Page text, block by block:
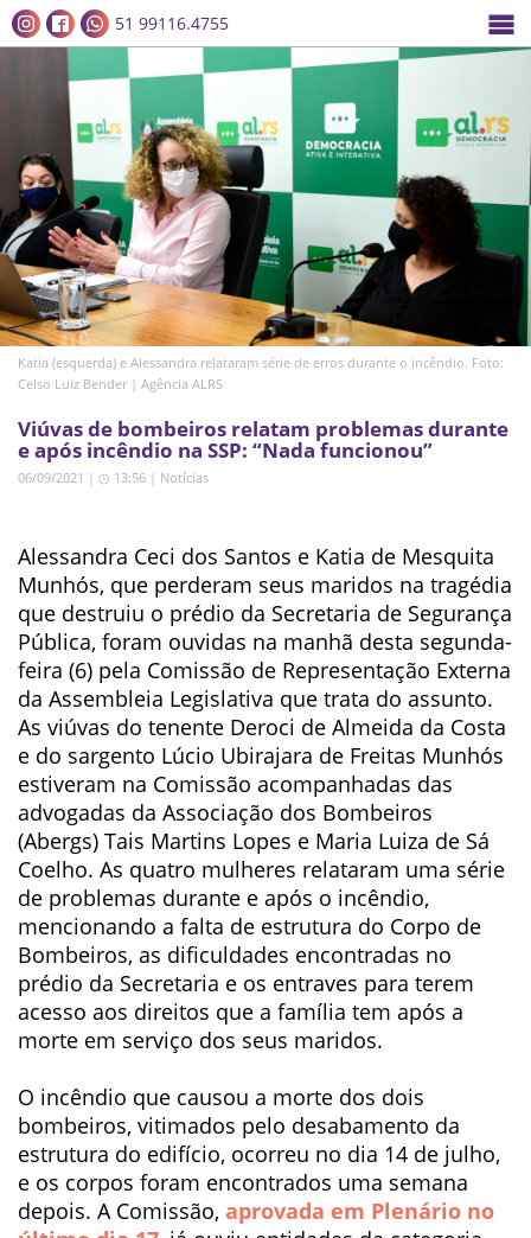
51 99116.4755
Katia (esquerda) e Alessandra relataram série de erros durante o incêndio. Foto:
Celso Luiz Bender | Agência ALRS
Viúvas de bombeiros relatam problemas durante
e após incêndio na SSP: “Nada funcionou”
06/09/2021 | ◷ 13:56 | Notícias
Alessandra Ceci dos Santos e Katia de Mesquita
Munhós, que perderam seus maridos na tragédia
que destruiu o prédio da Secretaria de Segurança
Pública, foram ouvidas na manhã desta segunda-
feira (6) pela Comissão de Representação Externa
da Assembleia Legislativa que trata do assunto.
As viúvas do tenente Deroci de Almeida da Costa
e do sargento Lúcio Ubirajara de Freitas Munhós
estiveram na Comissão acompanhadas das
advogadas da Associação dos Bombeiros
(Abergs) Tais Martins Lopes e Maria Luiza de Sá
Coelho. As quatro mulheres relataram uma série
de problemas durante e após o incêndio,
mencionando a falta de estrutura do Corpo de
Bombeiros, as dificuldades encontradas no
prédio da Secretaria e os entraves para terem
acesso aos direitos que a família tem após a
morte em serviço dos seus maridos.
O incêndio que causou a morte dos dois
bombeiros, vitimados pelo desabamento da
estrutura do edifício, ocorreu no dia 14 de julho,
e os corpos foram encontrados uma semana
depois. A Comissão, aprovada em Plenário no